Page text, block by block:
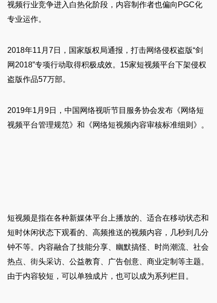
视频行业竞争进入白热化阶段，内容制作者也偏向PGC化
专业运作。
2018年11月7日，国家版权局通报，打击网络侵权盗版“剑
网2018”专项行动取得积极成效。15家短视频平台下架侵权
盗版作品57万部。
2019年1月9日，中国网络视听节目服务协会发布《网络短
视频平台管理规范》和《网络短视频内容审核标准细则》。
短视频是指在各种新媒体平台上播放的、适合在移动状态和
短时休闲状态下观看的、高频推送的视频内容，几秒到几分
钟不等。内容融合了技能分享、幽默搞怪、时尚潮流、社会
热点、街头采访、公益教育、广告创意、商业定制等主题。
由于内容较短，可以单独成片，也可以成为系列栏目。